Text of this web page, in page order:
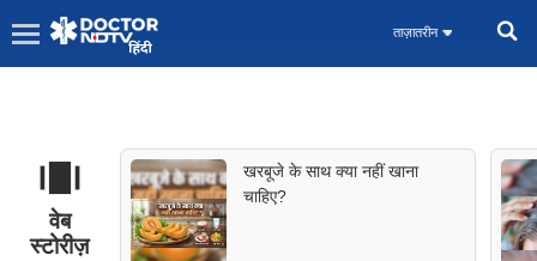
ताज़ातरीन
वेब
स्टोरीज़
खरबूजे के साथ क्या नहीं खाना
चाहिए?